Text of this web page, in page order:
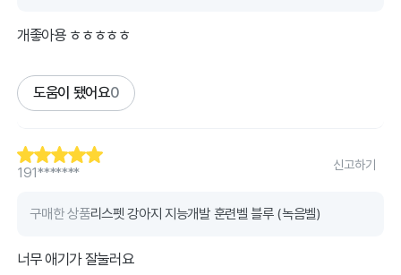
개좋아용 ㅎㅎㅎㅎㅎ
도움이 됐어요0
191*******
신고하기
구매한 상품리스펫 강아지 지능개발 훈련벨 블루 (녹음벨)
너무 애기가 잘눌러요